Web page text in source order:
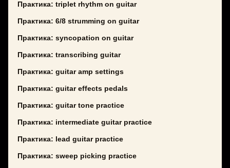
Практика: triplet rhythm on guitar
Практика: 6/8 strumming on guitar
Практика: syncopation on guitar
Практика: transcribing guitar
Практика: guitar amp settings
Практика: guitar effects pedals
Практика: guitar tone practice
Практика: intermediate guitar practice
Практика: lead guitar practice
Практика: sweep picking practice